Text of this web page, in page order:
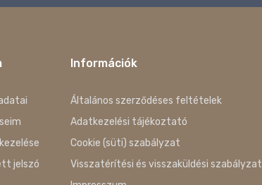
jelszó
Információk
Általános szerződéses feltételek
Adatkezelési tájékoztató
Cookie (süti) szabályzat
Visszatérítési és visszaküldési szabályzat